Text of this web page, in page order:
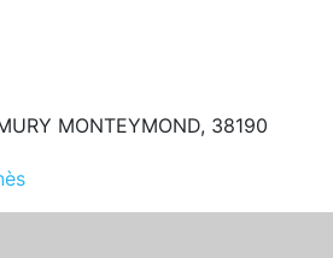
MONTEYMOND, 38190